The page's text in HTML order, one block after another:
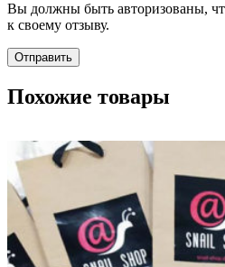
Вы должны быть авторизованы,
к своему отзыву.
Похожие товары